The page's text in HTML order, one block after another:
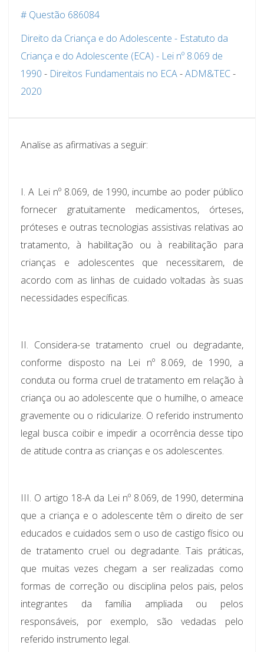
# Questão 686084
Direito da Criança e do Adolescente - Estatuto da
Criança e do Adolescente (ECA) - Lei nº 8.069 de
1990 - Direitos Fundamentais no ECA-ADM&TEC-
2020
Analise as afirmativas a seguir:
I. A Lei nº 8.069, de 1990, incumbe ao poder público
fornecer gratuitamente medicamentos, órteses,
próteses e outras tecnologias assistivas relativas ao
tratamento, à habilitação ou à reabilitação para
crianças e adolescentes que necessitarem, de
acordo com as linhas de cuidado voltadas às suas
necessidades específicas.
II. Considera-se tratamento cruel ou degradante,
conforme disposto na Lei nº 8.069, de 1990, a
conduta ou forma cruel de tratamento em relação à
criança ou ao adolescente que o humilhe, o ameace
gravemente ou o ridicularize. O referido instrumento
legal busca coibir e impedir a ocorrência desse tipo
de atitude contra as crianças e os adolescentes.
III. O artigo 18-A da Lei nº 8.069, de 1990, determina
que a criança e o adolescente têm o direito de ser
educados e cuidados sem o uso de castigo físico ou
de tratamento cruel ou degradante. Tais práticas,
que muitas vezes chegam a ser realizadas como
formas de correção ou disciplina pelos pais, pelos
integrantes da família ampliada ou pelos
responsáveis, por exemplo, são vedadas pelo
referido instrumento legal.